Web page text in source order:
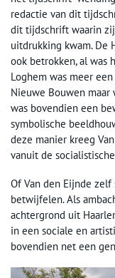
redactie van dit
dit tijdschrift waarin
uitdrukking kwam. De
ook betrokken, al was
Loghem was meer
Nieuwe Bouwen maar
was bovendien een
symbolische
deze manier kreeg
vanuit de
Of Van den Eijnde
betwijfelen. Als
achtergrond uit
in een sociale en
bovendien net een